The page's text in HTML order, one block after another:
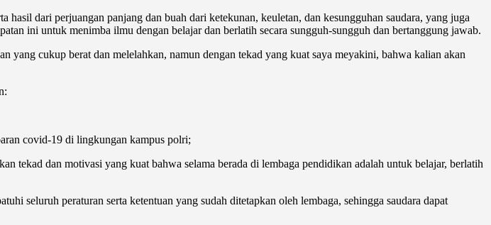
dari perjuangan panjang dan buah dari ketekunan, keuletan, dan kesungguhan saudara, yang juga
ini untuk menimba ilmu dengan belajar dan berlatih secara sungguh-sungguh dan bertanggung jawab.
yang cukup berat dan melelahkan, namun dengan tekad yang kuat saya meyakini, bahwa kalian akan
covid-19 di lingkungan kampus polri;
tekad dan motivasi yang kuat bahwa selama berada di lembaga pendidikan adalah untuk belajar, berlatih
seluruh peraturan serta ketentuan yang sudah ditetapkan oleh lembaga, sehingga saudara dapat